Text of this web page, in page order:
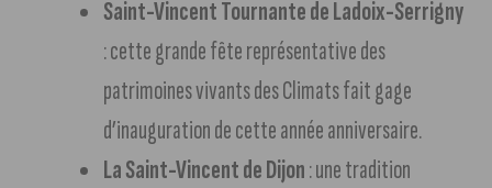
Saint-Vincent Tournante de Ladoix-Serrigny
: cette grande fête représentative des
patrimoines vivants des Climats fait gage
d’inauguration de cette année anniversaire.
La Saint-Vincent de Dijon: une tradition